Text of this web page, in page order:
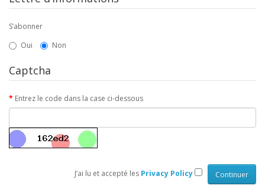
S’abonner
Oui
Non
Captcha
Entrez le code dans la case ci-dessous
J’ai lu et accepté les Privacy Policy